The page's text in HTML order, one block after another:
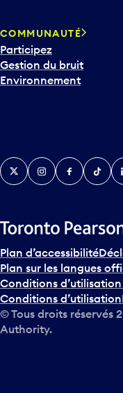
COMMUNAUTÉ
Participez
Gestion du bruit
Environnement
TwitterInstagramFacebook
TikTok
Plan d’accessibilité
Plan sur les langues
Conditions
Conditions d’utilisation
© Tous droits réservés
Authority.